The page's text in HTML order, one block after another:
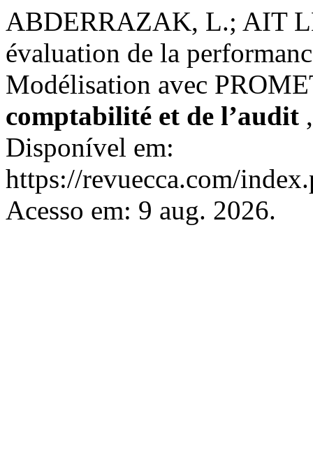
ABDERRAZAK, L.; AIT
évaluation de la
Modélisation avec
comptabilité et de l’audit
Disponível em:
https://revuecca.com/
Acesso em: 9 aug. 2026.